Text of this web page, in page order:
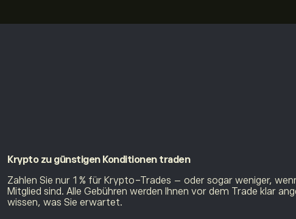
Krypto zu günstigen Konditionen traden
Zahlen Sie nur 1 % für Krypto-Trades – oder sogar weniger,
Mitglied sind. Alle Gebühren werden Ihnen vor dem Trade klar
wissen, was Sie erwartet.